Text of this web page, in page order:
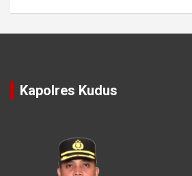
Kapolres Kudus